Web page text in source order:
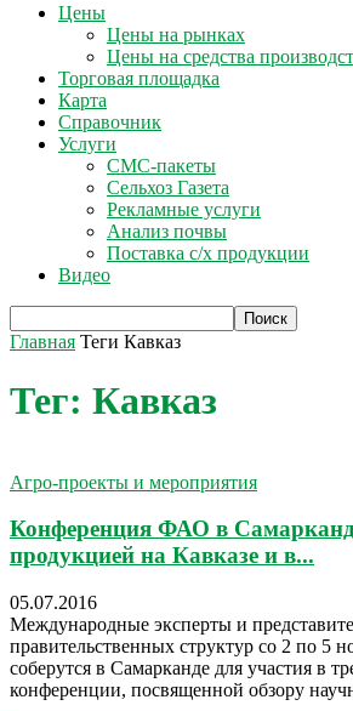
Цены
Цены на рынках
Цены на средства
Торговая площадка
Карта
Справочник
Услуги
СМС-пакеты
Сельхоз Газета
Рекламные услуги
Анализ почвы
Поставка с/х продукции
Видео
Главная Теги Кавказ
Тег: Кавказ
Агро-проекты и мероприятия
Конференция ФАО в
продукцией на Кавказе и в...
05.07.2016
Международные эксперты и
правительственных структур со 2 по 5
соберутся в Самарканде для участия в
конференции, посвященной обзору